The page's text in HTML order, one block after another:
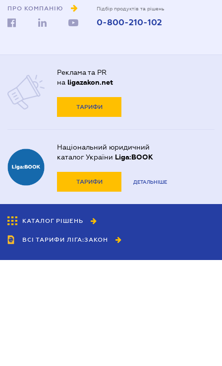
ПРО КОМПАНІЮ Підбір продуктів та рішень
0-800-210-102
Реклама та PR
на ligazakon.net
ТАРИФИ
Національний юридичний
каталог України Liga:BOOK
ТАРИФИ ДЕТАЛЬНІШЕ
КАТАЛОГ РІШЕНЬ
ВСІ ТАРИФИ ЛІГА:ЗАКОН